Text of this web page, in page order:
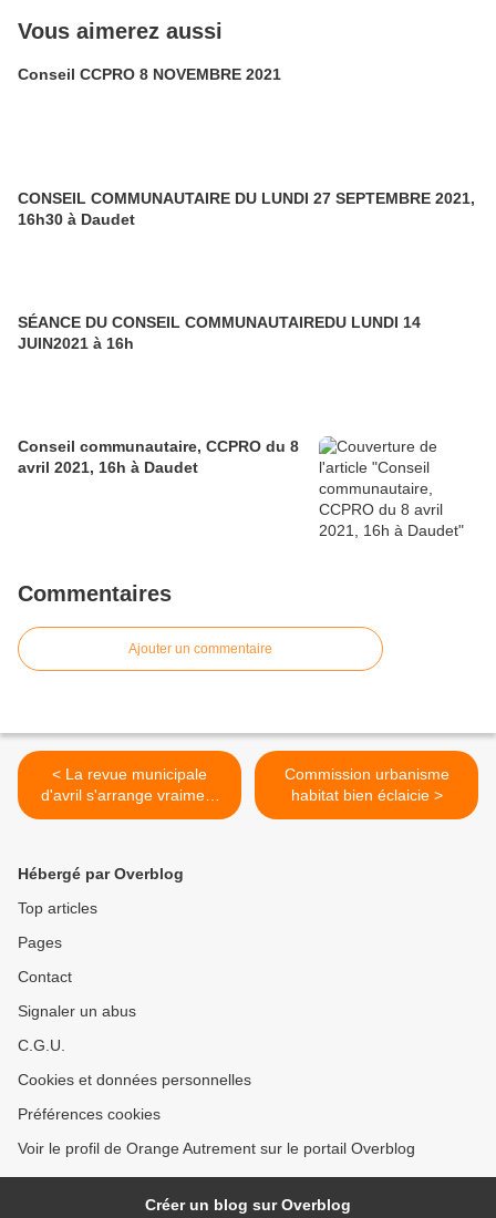
Vous aimerez aussi
Conseil CCPRO 8 NOVEMBRE 2021
CONSEIL COMMUNAUTAIRE DU LUNDI 27 SEPTEMBRE 2021,
16h30 à Daudet
SÉANCE DU CONSEIL COMMUNAUTAIREDU LUNDI 14
JUIN2021 à 16h
Conseil communautaire, CCPRO du 8
avril 2021, 16h à Daudet
Commentaires
Ajouter un commentaire
< La revue municipale
d'avril s'arrange vraiment
avec la "vérité"
Commission urbanisme
habitat bien éclaicie >
Hébergé par Overblog
Top articles
Pages
Contact
Signaler un abus
C.G.U.
Cookies et données personnelles
Préférences cookies
Voir le profil de Orange Autrement sur le portail Overblog
Créer un blog sur Overblog